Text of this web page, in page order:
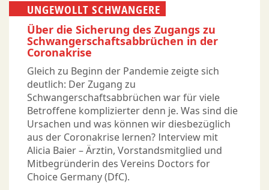
UNGEWOLLT SCHWANGERE
Über die Sicherung des Zugangs zu
Schwangerschaftsabbrüchen in der
Coronakrise
Gleich zu Beginn der Pandemie zeigte sich
deutlich: Der Zugang zu
Schwangerschaftsabbrüchen war für viele
Betroffene komplizierter denn je. Was sind die
Ursachen und was können wir diesbezüglich
aus der Coronakrise lernen? Interview mit
Alicia Baier – Ärztin, Vorstandsmitglied und
Mitbegründerin des Vereins Doctors for
Choice Germany (DfC).